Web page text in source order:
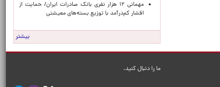
مهمانی ۱۲ هزار نفری بانک صادرات ایران/ حمایت از
اقشار کم‌درآمد با توزیع بسته‌های معیشتی
بیشتر
ما را دنبال کنید.